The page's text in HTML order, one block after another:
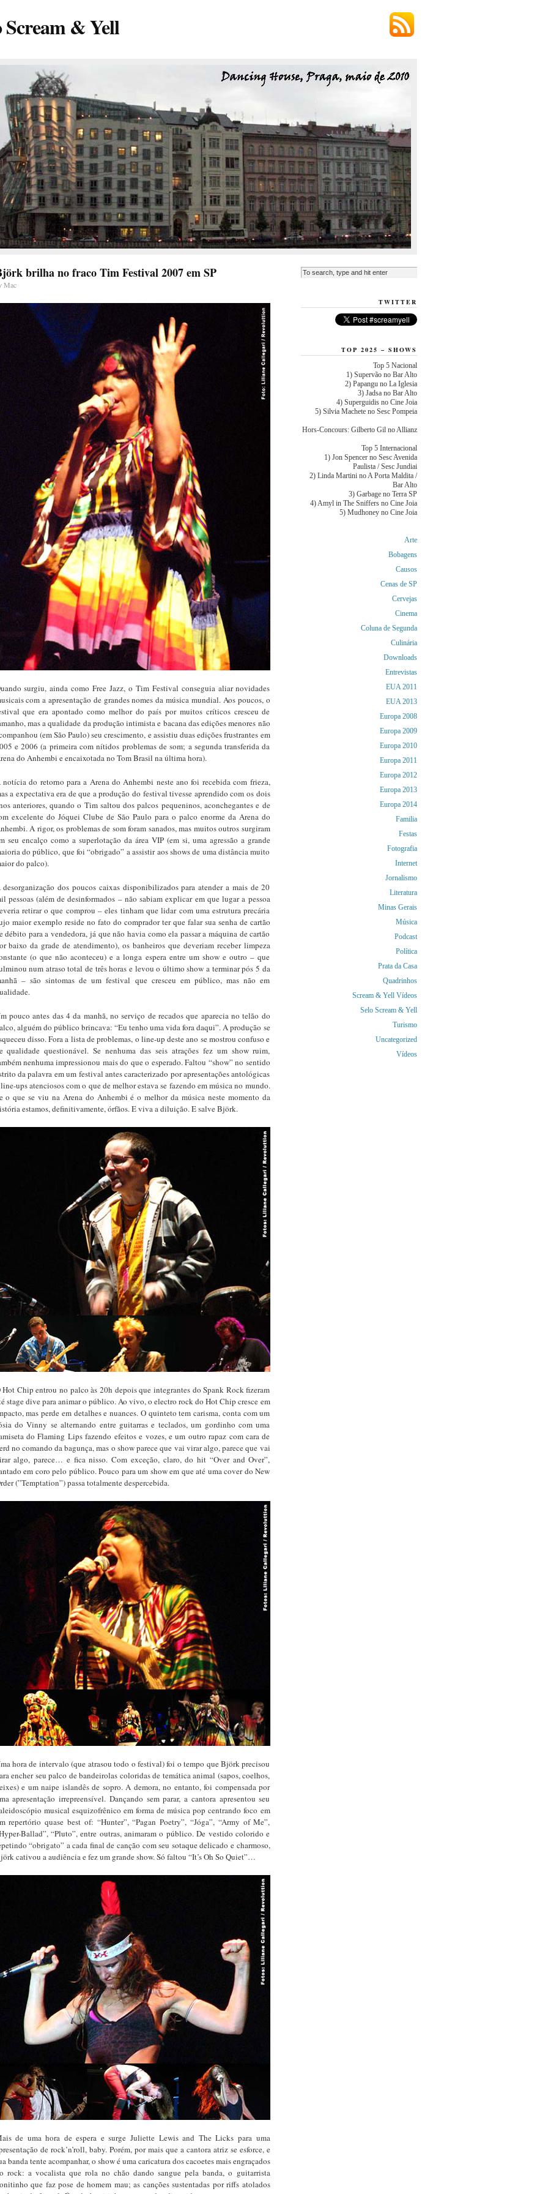
& Yell
brilha no fraco Tim Festival 2007 em SP
Mac
surgiu, ainda como Free Jazz, o Tim Festival conseguia aliar novidades
com a apresentação de grandes nomes da música mundial. Aos poucos, o
que era apontado como melhor do país por muitos críticos cresceu de
mas a qualidade da produção intimista e bacana das edições menores não
(em São Paulo) seu crescimento, e assistiu duas edições frustrantes em
e 2006 (a primeira com nítidos problemas de som; a segunda transferida da
do Anhembi e encaixotada no Tom Brasil na última hora).
notícia do retorno para a Arena do Anhembi neste ano foi recebida com frieza,
a expectativa era de que a produção do festival tivesse aprendido com os dois
anteriores, quando o Tim saltou dos palcos pequeninos, aconchegantes e de
excelente do Jóquei Clube de São Paulo para o palco enorme da Arena do
A rigor, os problemas de som foram sanados, mas muitos outros surgiram
seu encalço como a superlotação da área VIP (em si, uma agressão a grande
do público, que foi “obrigado” a assistir aos shows de uma distância muito
do palco).
desorganização dos poucos caixas disponibilizados para atender a mais de 20
pessoas (além de desinformados – não sabiam explicar em que lugar a pessoa
retirar o que comprou – eles tinham que lidar com uma estrutura precária
maior exemplo reside no fato do comprador ter que falar sua senha de cartão
débito para a vendedora, já que não havia como ela passar a máquina de cartão
baixo da grade de atendimento), os banheiros que deveriam receber limpeza
(o que não aconteceu) e a longa espera entre um show e outro – que
num atraso total de três horas e levou o último show a terminar pós 5 da
– são sintomas de um festival que cresceu em público, mas não em
pouco antes das 4 da manhã, no serviço de recados que aparecia no telão do
alguém do público brincava: “Eu tenho uma vida fora daqui”. A produção se
disso. Fora a lista de problemas, o line-up deste ano se mostrou confuso e
qualidade questionável. Se nenhuma das seis atrações fez um show ruim,
nenhuma impressionou mais do que o esperado. Faltou “show” no sentido
da palavra em um festival antes caracterizado por apresentações antológicas
ups atenciosos com o que de melhor estava se fazendo em música no mundo.
o que se viu na Arena do Anhembi é o melhor da música neste momento da
estamos, definitivamente, órfãos. E viva a diluição. E salve Björk.
Hot Chip entrou no palco às 20h depois que integrantes do Spank Rock fizeram
stage dive para animar o público. Ao vivo, o electro rock do Hot Chip cresce em
mas perde em detalhes e nuances. O quinteto tem carisma, conta com um
do Vinny se alternando entre guitarras e teclados, um gordinho com uma
do Flaming Lips fazendo efeitos e vozes, e um outro rapaz com cara de
no comando da bagunça, mas o show parece que vai virar algo, parece que vai
algo, parece… e fica nisso. Com exceção, claro, do hit “Over and Over”,
em coro pelo público. Pouco para um show em que até uma cover do New
(”Temptation”) passa totalmente despercebida.
hora de intervalo (que atrasou todo o festival) foi o tempo que Björk precisou
encher seu palco de bandeirolas coloridas de temática animal (sapos, coelhos,
e um naipe islandês de sopro. A demora, no entanto, foi compensada por
apresentação irrepreensível. Dançando sem parar, a cantora apresentou seu
musical esquizofrênico em forma de música pop centrando foco em
repertório quase best of: “Hunter”, “Pagan Poetry”, “Jóga”, “Army of Me”,
Ballad”, “Pluto”, entre outras, animaram o público. De vestido colorido e
“obrigato” a cada final de canção com seu sotaque delicado e charmoso,
cativou a audiência e fez um grande show. Só faltou “It’s Oh So Quiet”…
de uma hora de espera e surge Juliette Lewis and The Licks para uma
de rock’n’roll, baby. Porém, por mais que a cantora atriz se esforce, e
banda tente acompanhar, o show é uma caricatura dos cacoetes mais engraçados
rock: a vocalista que rola no chão dando sangue pela banda, o guitarrista
que faz pose de homem mau; as canções sustentadas por riffs atolados
TWITTER
TOP 2025 – SHOWS
Top 5 Nacional
1) Supervão no Bar Alto
2) Papangu no La Iglesia
3) Jadsa no Bar Alto
4) Superguidis no Cine Joia
5) Silvia Machete no Sesc Pompeia
Hors-Concours: Gilberto Gil no Allianz
Top 5 Internacional
1) Jon Spencer no Sesc Avenida
Paulista / Sesc Jundiai
2) Linda Martini no A Porta Maldita /
Bar Alto
3) Garbage no Terra SP
4) Amyl in The Sniffers no Cine Joia
5) Mudhoney no Cine Joia
Arte
Bobagens
Causos
Cenas de SP
Cervejas
Cinema
Coluna de Segunda
Culinária
Downloads
Entrevistas
EUA 2011
EUA 2013
Europa 2008
Europa 2009
Europa 2010
Europa 2011
Europa 2012
Europa 2013
Europa 2014
Familia
Festas
Fotografia
Internet
Jornalismo
Literatura
Minas Gerais
Música
Podcast
Política
Prata da Casa
Quadrinhos
Scream & Yell Vídeos
Selo Scream & Yell
Turismo
Uncategorized
Vídeos